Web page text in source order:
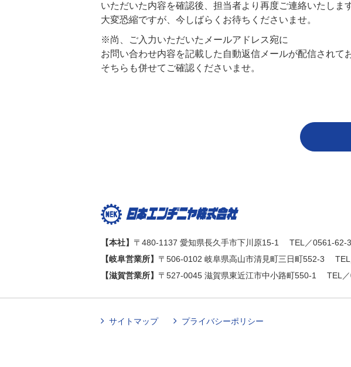
いただいた内容を確認後、担当者より再度ご連絡いたします
大変恐縮ですが、今しばらくお待ちくださいませ。
※尚、ご入力いただいたメールアドレス宛に
お問い合わせ内容を記載した自動返信メールが配信されて
そちらも併せてご確認くださいませ。
【本社】 〒480-1137 愛知県長久手市下川原15-1 TEL／0561-62-
【岐阜営業所】 〒506-0102 岐阜県高山市清見町三日町552-3
【滋賀営業所】 〒527-0045 滋賀県東近江市中小路町550-1 TEL
サイトマップ プライバシーポリシー